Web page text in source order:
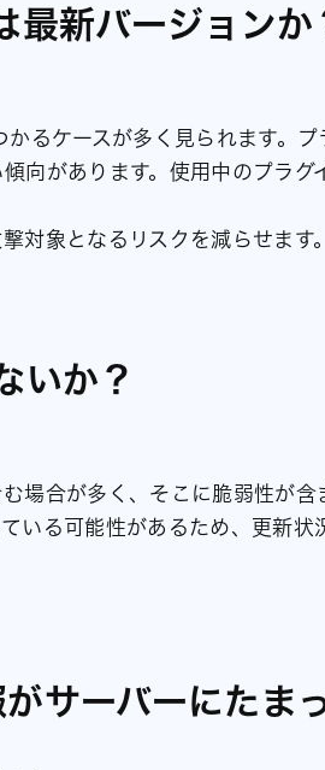
新バージョンか
るケースが多く見られます。
向があります。使用中のプラグ
対象となるリスクを減らせます。
いか？
場合が多く、そこに脆弱性が含
いる可能性があるため、更新状
サーバーにたま